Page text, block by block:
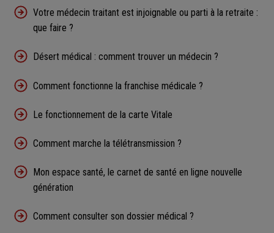
Votre médecin traitant est injoignable ou parti à la retraite :
que faire ?
Désert médical : comment trouver un médecin ?
Comment fonctionne la franchise médicale ?
Le fonctionnement de la carte Vitale
Comment marche la télétransmission ?
Mon espace santé, le carnet de santé en ligne nouvelle
génération
Comment consulter son dossier médical ?